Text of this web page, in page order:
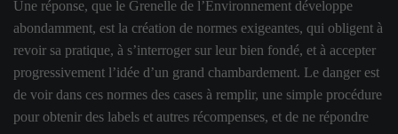
Une réponse, que le Grenelle de l’Environnement développe
abondamment, est la création de normes exigeantes, qui obligent à
revoir sa pratique, à s’interroger sur leur bien fondé, et à accepter
progressivement l’idée d’un grand chambardement. Le danger est
de voir dans ces normes des cases à remplir, une simple procédure
pour obtenir des labels et autres récompenses, et de ne répondre